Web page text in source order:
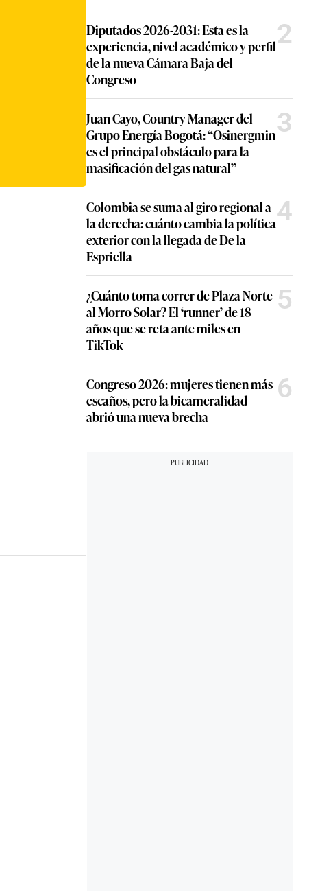
Diputados 2026-2031: Esta es la
experiencia, nivel académico y perfil
de la nueva Cámara Baja del
Congreso
2
Juan Cayo, Country Manager del
Grupo Energía Bogotá: “Osinergmin
es el principal obstáculo para la
masificación del gas natural”
3
Colombia se suma al giro regional a
la derecha: cuánto cambia la política
exterior con la llegada de De la
Espriella
4
¿Cuánto toma correr de Plaza Norte
al Morro Solar? El ‘runner’ de 18
años que se reta ante miles en
TikTok
5
Congreso 2026: mujeres tienen más
escaños, pero la bicameralidad
abrió una nueva brecha
6